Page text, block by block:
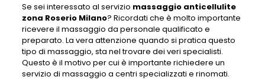
Se sei interessato al servizio massaggio anticellulite
zona Roserio Milano? Ricordati che è molto importante
ricevere il massaggio da personale qualificato e
preparato. La vera attenzione quando si pratica questo
tipo di massaggio, sta nel trovare dei veri specialisti.
Questo è il motivo per cui è importante richiedere un
servizio di massaggio a centri specializzati e rinomati.